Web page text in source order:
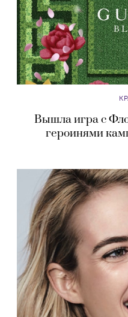
Вышла игра с
героинями